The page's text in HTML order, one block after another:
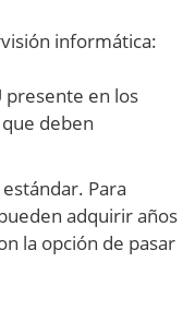
informática:
presente en los
deben
Para
adquirir años
la opción de pasar